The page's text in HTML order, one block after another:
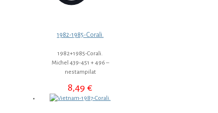
1982-1985-Corali.
1982+1985-Corali.
Michel 439-451 + 496 –
nestampilat
8,49€